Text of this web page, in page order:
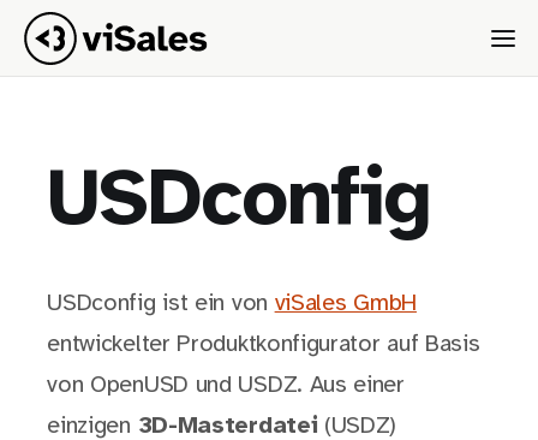
USDconfig
USDconfig ist ein von viSales GmbH
entwickelter Produktkonfigurator auf Basis
von OpenUSD und USDZ. Aus einer
einzigen 3D-Masterdatei (USDZ)